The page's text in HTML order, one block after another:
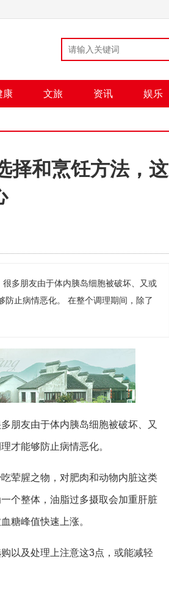
康 文旅 资讯 娱乐
择和烹饪方法，这
多朋友由于体内胰岛细胞被破坏、又或
止病情恶化。 在整个调理期间，除了
朋友由于体内胰岛细胞被破坏、又
才能够防止病情恶化。
荤腥之物，对肥肉和动物内脏这类
个整体，油脂过多摄取会加重肝脏
糖峰值快速上涨。
以及处理上注意这3点，或能减轻